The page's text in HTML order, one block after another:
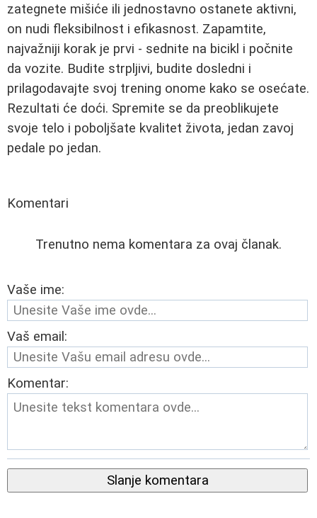
zategnete mišiće ili jednostavno ostanete aktivni,
on nudi fleksibilnost i efikasnost. Zapamtite,
najvažniji korak je prvi - sednite na bicikl i počnite
da vozite. Budite strpljivi, budite dosledni i
prilagodavajte svoj trening onome kako se osećate.
Rezultati će doći. Spremite se da preoblikujete
svoje telo i poboljšate kvalitet života, jedan zavoj
pedale po jedan.
Komentari
Trenutno nema komentara za ovaj članak.
Vaše ime:
Vaš email:
Komentar:
Slanje komentara